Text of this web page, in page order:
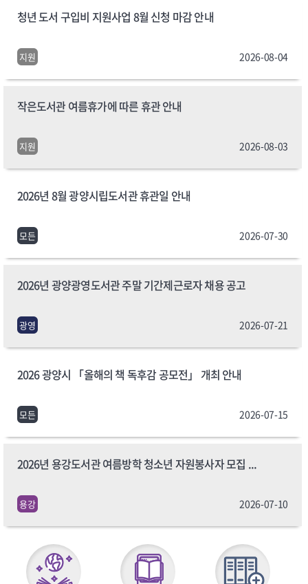
지원
청년 도서 구입비 지원사업 8월 신청 마감 안내
2026-08-04
지원
작은도서관 여름휴가에 따른 휴관 안내
2026-08-03
모든
2026년 8월 광양시립도서관 휴관일 안내
2026-07-30
광영
2026년 광양광영도서관 주말 기간제근로자 채용 공고
2026-07-21
모든
2026 광양시 「올해의 책 독후감 공모전」 개최 안내
2026-07-15
용강
2026년 용강도서관 여름방학 청소년 자원봉사자 모집 ...
2026-07-10